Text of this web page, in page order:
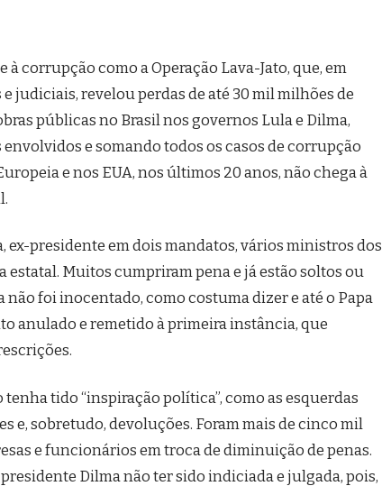
corrupção como a Operação Lava-Jato, que, em
judiciais, revelou perdas de até 30 mil milhões de
públicas no Brasil nos governos Lula e Dilma,
e somando todos os casos de corrupção
e nos EUA, nos últimos 20 anos, não chega à
ex-presidente em dois mandatos, vários ministros dos
Muitos cumpriram pena e já estão soltos ou
foi inocentado, como costuma dizer e até o Papa
anulado e remetido à primeira instância, que
tido “inspiração política”, como as esquerdas
e, sobretudo, devoluções. Foram mais de cinco mil
e funcionários em troca de diminuição de penas.
Dilma não ter sido indiciada e julgada, pois,